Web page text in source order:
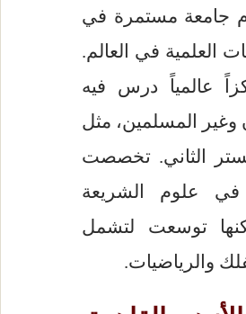
جامعة مستمرة في
في العالم.
درس فيه
المسلمين، مثل
الثاني. تخصصت
علوم الشريعة
توسعت لتشمل